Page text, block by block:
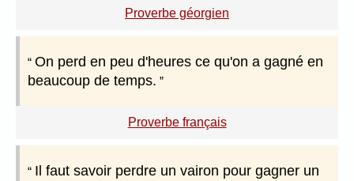
Proverbe géorgien
On perd en peu d'heures ce qu'on a gagné en
beaucoup de temps.
Proverbe français
Il faut savoir perdre un vairon pour gagner un